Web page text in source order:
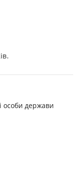
особи держави